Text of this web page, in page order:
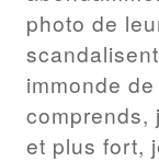
photo de
immonde
comprends,
et plus fort,